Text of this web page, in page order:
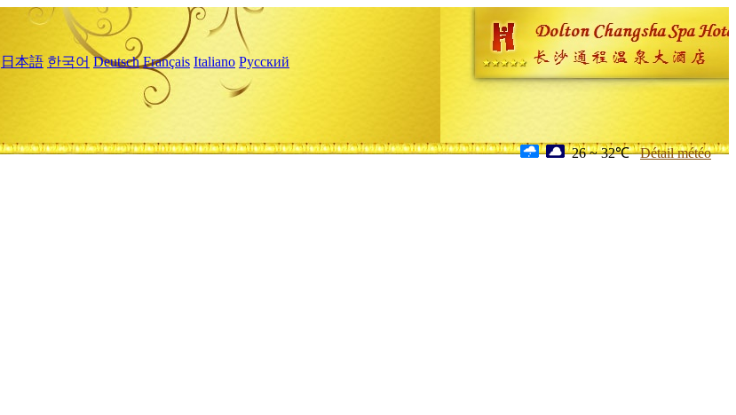
日本語 한국어 Deutsch Français Italiano Русский
26 ~ 32℃ Détail météo